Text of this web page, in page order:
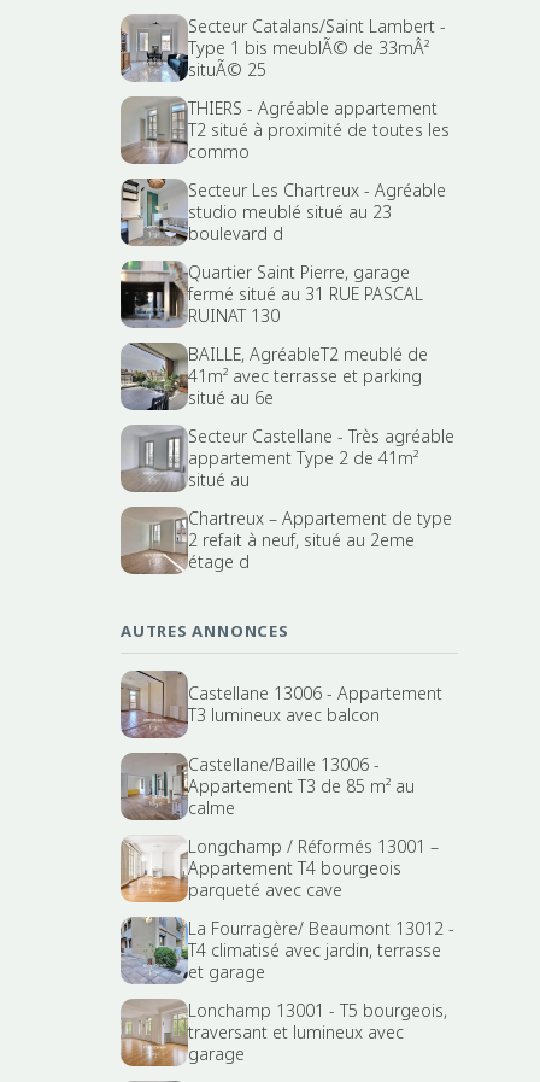
Secteur Catalans/Saint Lambert -
Type 1 bis meublÃ© de 33mÂ²
situÃ© 25
THIERS - Agréable appartement
T2 situé à proximité de toutes les
commo
Secteur Les Chartreux - Agréable
studio meublé situé au 23
boulevard d
Quartier Saint Pierre, garage
fermé situé au 31 RUE PASCAL
RUINAT 130
BAILLE, AgréableT2 meublé de
41m² avec terrasse et parking
situé au 6e
Secteur Castellane - Très agréable
appartement Type 2 de 41m²
situé au
Chartreux – Appartement de type
2 refait à neuf, situé au 2eme
étage d
AUTRES ANNONCES
Castellane 13006 - Appartement
T3 lumineux avec balcon
Castellane/Baille 13006 -
Appartement T3 de 85 m² au
calme
Longchamp / Réformés 13001 –
Appartement T4 bourgeois
parqueté avec cave
La Fourragère/ Beaumont 13012 -
T4 climatisé avec jardin, terrasse
et garage
Lonchamp 13001 - T5 bourgeois,
traversant et lumineux avec
garage